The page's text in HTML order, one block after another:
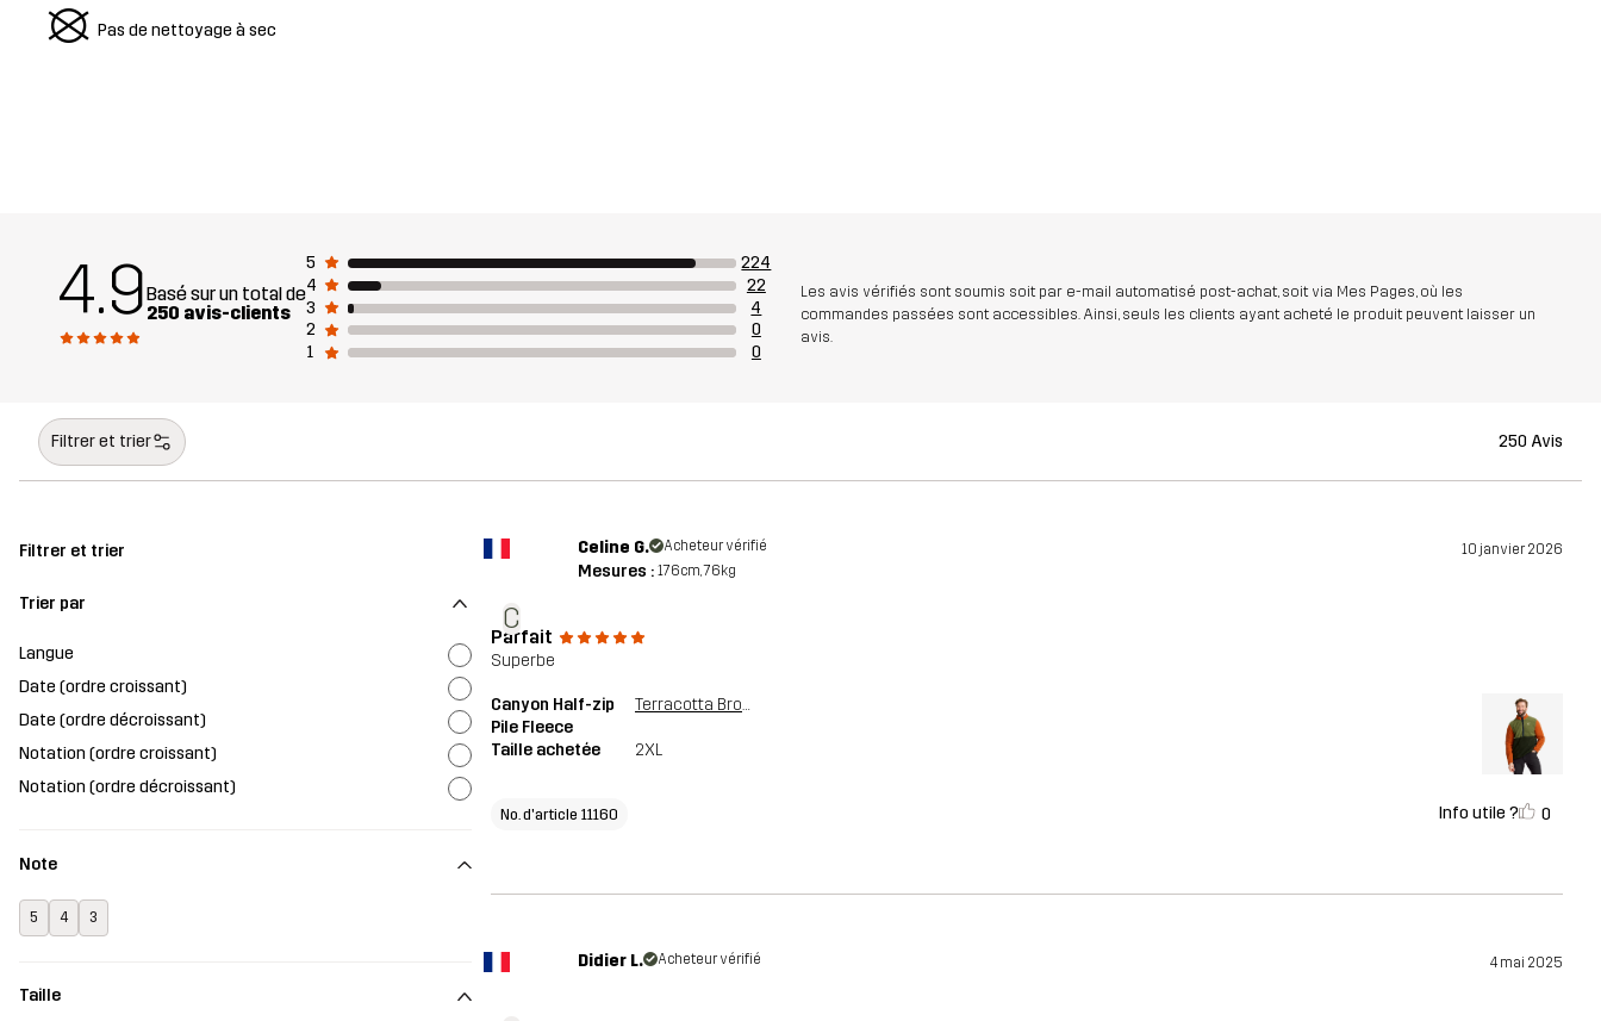
U Pas de nettoyage à sec
4.9Basé sur un total de
250 avis-clients
5
224
4
22
3
4
2
0
1
0
Les avis vérifiés sont soumis soit par e-mail automatisé post-achat, soit via Mes Pages, où les
commandes passées sont accessibles. Ainsi, seuls les clients ayant acheté le produit peuvent laisser un
avis.
Filtrer et trier 250 Avis
Filtrer et trier
Trier par
Langue
Date (ordre croissant)
Date (ordre décroissant)
Notation (ordre croissant)
Notation (ordre décroissant)
Note
5 4 3
Taille
C
Celine G. Acheteur vérifié 10 janvier 2026
Mesures : 176cm, 76kg
Parfait
Superbe
Canyon Half-zip
Pile Fleece
Terracotta Brown/Cypress
Taille achetée 2XL
No. d'article 11160 Info utile ? 0
Didier L. Acheteur vérifié 4 mai 2025